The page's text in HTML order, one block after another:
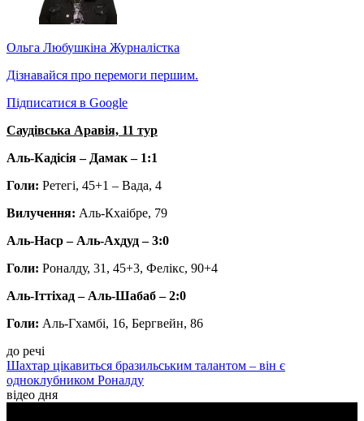
Ольга Любушкіна Журналістка
Дізнавайся про перемоги першим.
Підписатися в Google
Саудівська Аравія, 11 тур
Аль-Кадісія – Дамак – 1:1
Голи: Ретегі, 45+1 – Вада, 4
Вилучення: Аль-Кхаібре, 79
Аль-Наср – Аль-Ахдуд – 3:0
Голи: Роналду, 31, 45+3, Фелікс, 90+4
Аль-Іттіхад – Аль-Шабаб – 2:0
Голи: Аль-Гхамбі, 16, Бергвейн, 86
до речі
Шахтар цікавиться бразильським талантом – він є
одноклубником Роналду
відео дня